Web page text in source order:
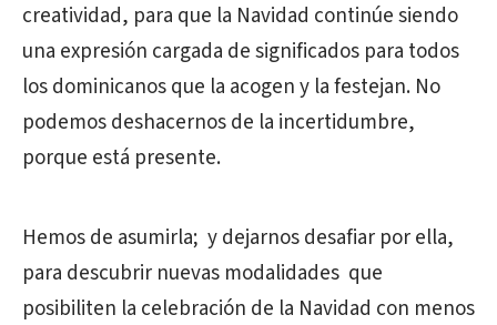
creatividad, para que la Navidad continúe siendo
una expresión cargada de significados para todos
los dominicanos que la acogen y la festejan. No
podemos deshacernos de la incertidumbre,
porque está presente.
Hemos de asumirla; y dejarnos desafiar por ella,
para descubrir nuevas modalidades que
posibiliten la celebración de la Navidad con menos